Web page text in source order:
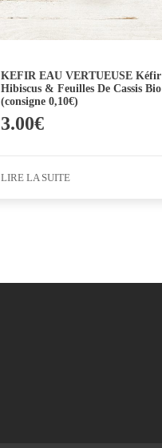
KEFIR EAU VERTUEUSE Kéfir
Hibiscus & Feuilles De Cassis Bio
(consigne 0,10€)
3.00€
LIRE LA SUITE